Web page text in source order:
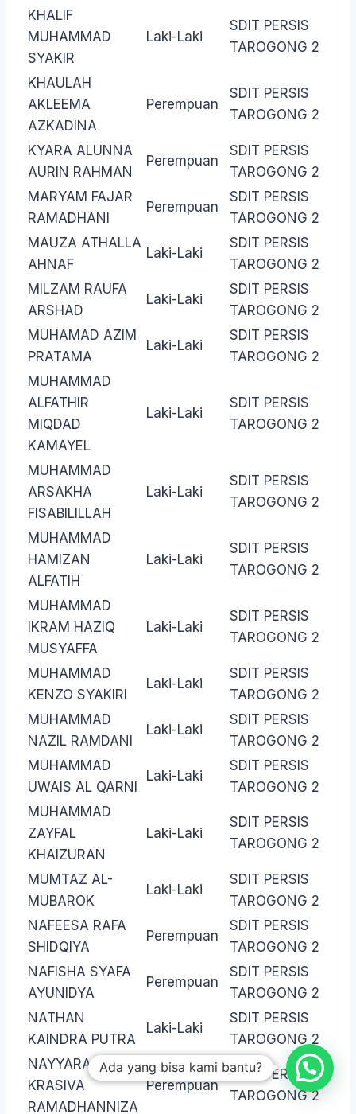
KHALIF
MUHAMMAD
SYAKIR
Laki-Laki
SDIT PERSIS
TAROGONG 2
KHAULAH
AKLEEMA
AZKADINA
Perempuan
SDIT PERSIS
TAROGONG 2
KYARA ALUNNA
AURIN RAHMAN
Perempuan
SDIT PERSIS
TAROGONG 2
MARYAM FAJAR
RAMADHANI
Perempuan
SDIT PERSIS
TAROGONG 2
MAUZA ATHALLA
AHNAF
Laki-Laki
SDIT PERSIS
TAROGONG 2
MILZAM RAUFA
ARSHAD
Laki-Laki
SDIT PERSIS
TAROGONG 2
MUHAMAD AZIM
PRATAMA
Laki-Laki
SDIT PERSIS
TAROGONG 2
MUHAMMAD
ALFATHIR
MIQDAD
KAMAYEL
Laki-Laki
SDIT PERSIS
TAROGONG 2
MUHAMMAD
ARSAKHA
FISABILILLAH
Laki-Laki
SDIT PERSIS
TAROGONG 2
MUHAMMAD
HAMIZAN
ALFATIH
Laki-Laki
SDIT PERSIS
TAROGONG 2
MUHAMMAD
IKRAM HAZIQ
MUSYAFFA
Laki-Laki
SDIT PERSIS
TAROGONG 2
MUHAMMAD
KENZO SYAKIRI
Laki-Laki
SDIT PERSIS
TAROGONG 2
MUHAMMAD
NAZIL RAMDANI
Laki-Laki
SDIT PERSIS
TAROGONG 2
MUHAMMAD
UWAIS AL QARNI
Laki-Laki
SDIT PERSIS
TAROGONG 2
MUHAMMAD
ZAYFAL
KHAIZURAN
Laki-Laki
SDIT PERSIS
TAROGONG 2
MUMTAZ AL-
MUBAROK
Laki-Laki
SDIT PERSIS
TAROGONG 2
NAFEESA RAFA
SHIDQIYA
Perempuan
SDIT PERSIS
TAROGONG 2
NAFISHA SYAFA
AYUNIDYA
Perempuan
SDIT PERSIS
TAROGONG 2
NATHAN
KAINDRA PUTRA
Laki-Laki
SDIT PERSIS
TAROGONG 2
NAYYARA
KRASIVA
RAMADHANNIZA
Perempuan
SDIT PERSIS
TAROGONG 2
Ada yang bisa kami bantu?